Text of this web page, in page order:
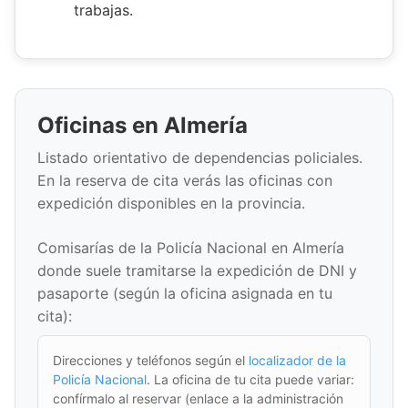
trabajas.
Oficinas en Almería
Listado orientativo de dependencias policiales.
En la reserva de cita verás las oficinas con
expedición disponibles en la provincia.
Comisarías de la Policía Nacional en Almería
donde suele tramitarse la expedición de DNI y
pasaporte (según la oficina asignada en tu
cita):
Direcciones y teléfonos según el localizador de la
Policía Nacional. La oficina de tu cita puede variar:
confírmalo al reservar (enlace a la administración